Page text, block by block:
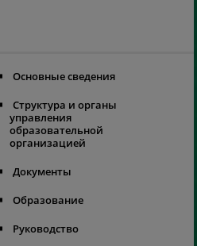
Основные сведения
Структура и органы
управления
образовательной
организацией
Документы
Образование
Руководство